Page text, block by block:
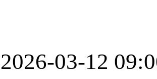
2026-03-12